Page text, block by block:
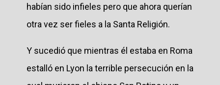
habían sido infieles pero que ahora querían
otra vez ser fieles a la Santa Religión.
Y sucedió que mientras él estaba en Roma
estalló en Lyon la terrible persecución en la